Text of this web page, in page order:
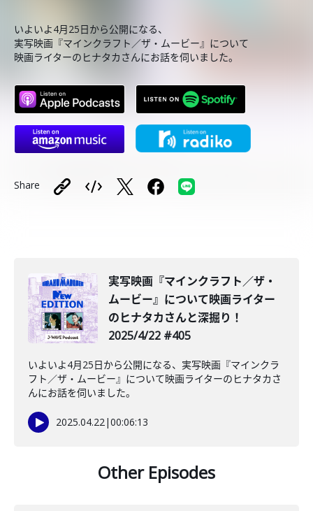
いよいよ4月25日から公開になる、
実写映画『マインクラフト／ザ・ムービー』について
映画ライターのヒナタカさんにお話を伺いました。
Share
️実写映画『マインクラフト／ザ・
ムービー』について映画ライター
のヒナタカさんと深掘り！
2025/4/22 #405
いよいよ4月25日から公開になる、実写映画『マインクラ
フト／ザ・ムービー』について映画ライターのヒナタカさ
んにお話を伺いました。
2025.04.22|00:06:13
Other Episodes